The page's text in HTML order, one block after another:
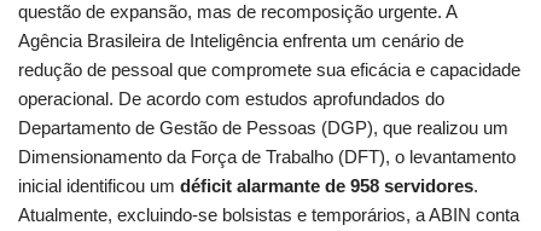
questão de expansão, mas de recomposição urgente. A
Agência Brasileira de Inteligência enfrenta um cenário de
redução de pessoal que compromete sua eficácia e capacidade
operacional. De acordo com estudos aprofundados do
Departamento de Gestão de Pessoas (DGP), que realizou um
Dimensionamento da Força de Trabalho (DFT), o levantamento
inicial identificou um déficit alarmante de 958 servidores.
Atualmente, excluindo-se bolsistas e temporários, a ABIN conta